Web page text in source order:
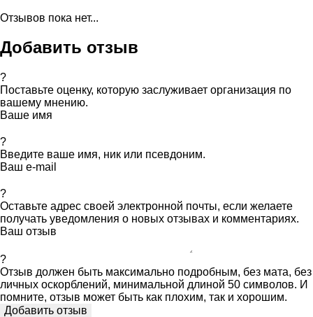
Отзывов пока нет...
Добавить отзыв
?
Поставьте оценку, которую заслуживает организация по
вашему мнению.
Ваше имя
?
Введите ваше имя, ник или псевдоним.
Ваш e-mail
?
Оставьте адрес своей электронной почты, если желаете
получать уведомления о новых отзывах и комментариях.
Ваш отзыв
?
Отзыв должен быть максимально подробным, без мата, без
личных оскорблений, минимальной длиной 50 символов. И
помните, отзыв может быть как плохим, так и хорошим.